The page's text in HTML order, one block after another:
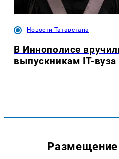
Новости Татарстана
В Иннополисе
выпускникам IT-вуза